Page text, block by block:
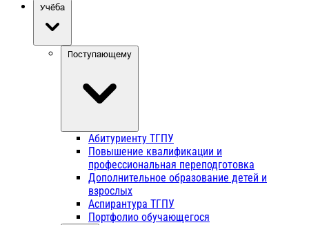
Учёба
Поступающему
Абитуриенту ТГПУ
Повышение квалификации и
профессиональная переподготовка
Дополнительное образование детей и
взрослых
Аспирантура ТГПУ
Портфолио обучающегося